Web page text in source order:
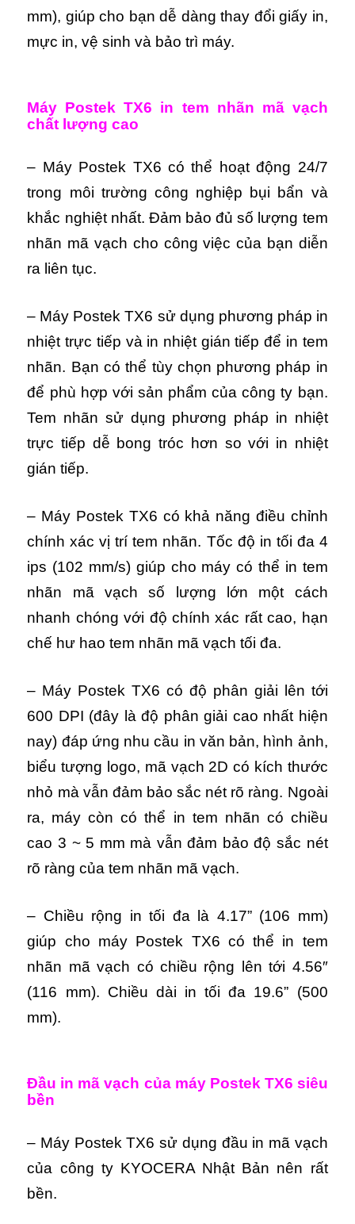
mm), giúp cho bạn dễ dàng thay đổi giấy in,
mực in, vệ sinh và bảo trì máy.
Máy Postek TX6 in tem nhãn mã vạch
chất lượng cao
– Máy Postek TX6 có thể hoạt động 24/7
trong môi trường công nghiệp bụi bẩn và
khắc nghiệt nhất. Đảm bảo đủ số lượng tem
nhãn mã vạch cho công việc của bạn diễn
ra liên tục.
– Máy Postek TX6 sử dụng phương pháp in
nhiệt trực tiếp và in nhiệt gián tiếp để in tem
nhãn. Bạn có thể tùy chọn phương pháp in
để phù hợp với sản phẩm của công ty bạn.
Tem nhãn sử dụng phương pháp in nhiệt
trực tiếp dễ bong tróc hơn so với in nhiệt
gián tiếp.
– Máy Postek TX6 có khả năng điều chỉnh
chính xác vị trí tem nhãn. Tốc độ in tối đa 4
ips (102 mm/s) giúp cho máy có thể in tem
nhãn mã vạch số lượng lớn một cách
nhanh chóng với độ chính xác rất cao, hạn
chế hư hao tem nhãn mã vạch tối đa.
– Máy Postek TX6 có độ phân giải lên tới
600 DPI (đây là độ phân giải cao nhất hiện
nay) đáp ứng nhu cầu in văn bản, hình ảnh,
biểu tượng logo, mã vạch 2D có kích thước
nhỏ mà vẫn đảm bảo sắc nét rõ ràng. Ngoài
ra, máy còn có thể in tem nhãn có chiều
cao 3 ~ 5 mm mà vẫn đảm bảo độ sắc nét
rõ ràng của tem nhãn mã vạch.
– Chiều rộng in tối đa là 4.17” (106 mm)
giúp cho máy Postek TX6 có thể in tem
nhãn mã vạch có chiều rộng lên tới 4.56″
(116 mm). Chiều dài in tối đa 19.6” (500
mm).
Đầu in mã vạch của máy Postek TX6 siêu
bền
– Máy Postek TX6 sử dụng đầu in mã vạch
của công ty KYOCERA Nhật Bản nên rất
bền.